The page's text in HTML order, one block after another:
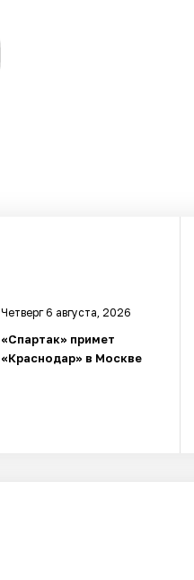
Четверг 6 августа, 2026
«Спартак» примет
«Краснодар» в Москве